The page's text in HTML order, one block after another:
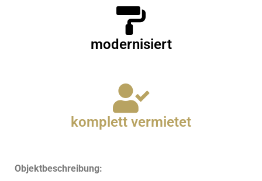
modernisiert
komplett vermietet
Objektbeschreibung: